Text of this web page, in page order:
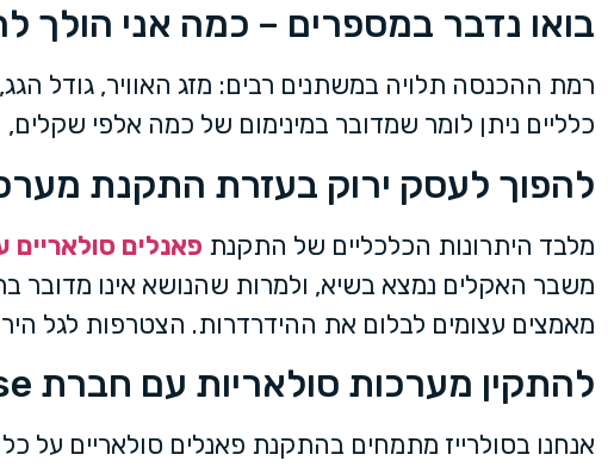
בואו נדבר במספרים – כמה אני הולך
רמת ההכנסה תלויה במשתנים רבים: מזג האוויר, גודל
כלליים ניתן לומר שמדובר במינימום של כמה אלפי
להפוך לעסק ירוק בעזרת התקנת
מלבד היתרונות הכלכליים של התקנת פאנלים סולאריים
משבר האקלים נמצא בשיא, ולמרות שהנושא אינו מדובר
מאמצים עצומים לבלום את ההידרדרות. הצטרפות לגל
להתקין מערכות סולאריות עם חברת solarise
אנחנו בסולרייז מתמחים בהתקנת פאנלים סולאריים על